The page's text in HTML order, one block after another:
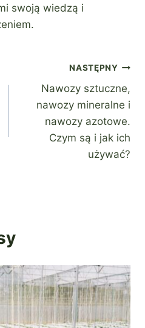
swoją wiedzą i
NASTĘPNY
Nawozy sztuczne,
nawozy mineralne i
nawozy azotowe.
Czym są i jak ich
używać?